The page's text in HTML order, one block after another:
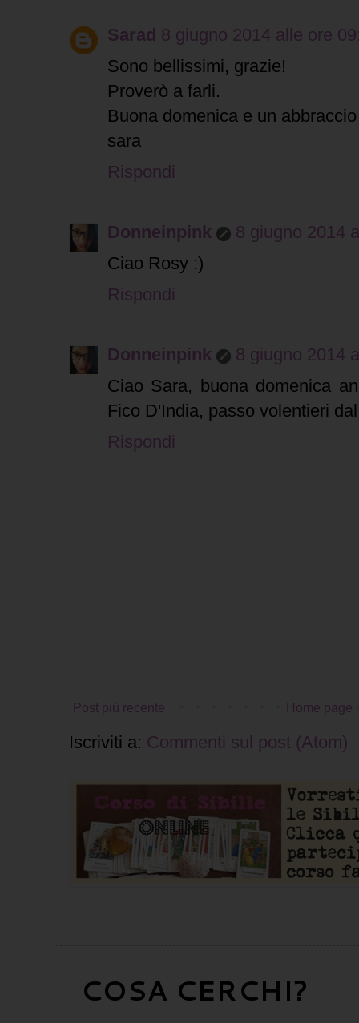
Sarad 8 giugno 2014 alle ore
Sono bellissimi, grazie!
Proverò a farli.
Buona domenica e un abbraccio
sara
Rispondi
Donneinpink
8 giugno 2014
Ciao Rosy :)
Rispondi
Donneinpink
8 giugno 2014
Ciao Sara, buona domenica
Fico D'India, passo volentieri
Rispondi
Post più recente Home page
Iscriviti a: Commenti sul post (Atom)
COSA CERCHI?